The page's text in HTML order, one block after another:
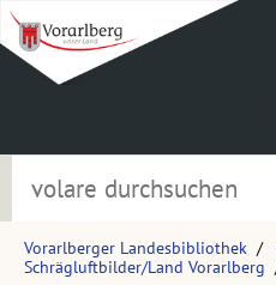
Vorarlberger Landesbibliothek
Schrägluftbilder/Land Vorarlberg